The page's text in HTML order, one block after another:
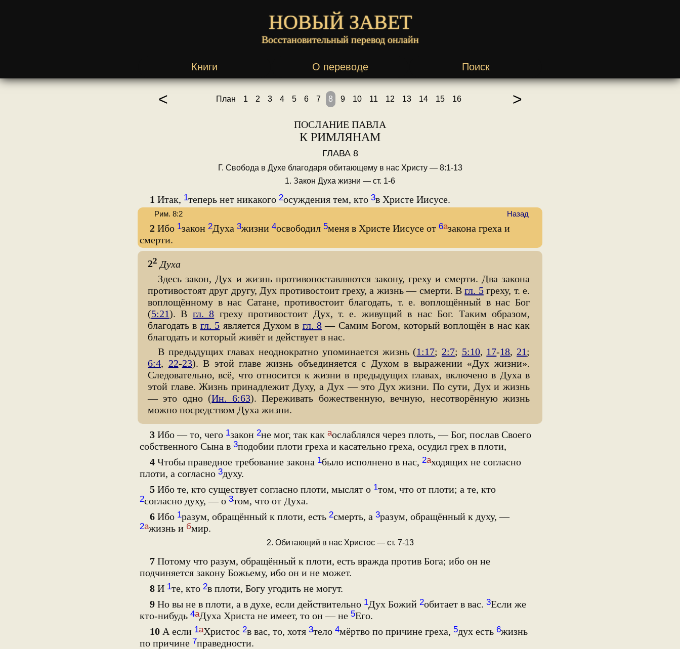
НОВЫЙ ЗАВЕТ
Восстановительный перевод онлайн
Книги О переводе Поиск
< План 1 2 3 4 5 6 7 8 9 10 11 12 13 14 15 16 >
ПОСЛАНИЕ ПАВЛА
К РИМЛЯНАМ
ГЛАВА 8
Г. Свобода в Духе благодаря обитающему в нас Христу — 8:1-13
1. Закон Духа жизни — ст. 1-6
1 Итак, 1теперь нет никакого 2осуждения тем, кто 3в Христе Иисусе.
2 Ибо 1закон 2Духа 3жизни 4освободил 5меня в Христе Иисусе от 6азакона греха и
смерти.
Рим. 8:2 Назад
22 Духа
Здесь закон, Дух и жизнь противопоставляются закону, греху и смерти. Два закона
противостоят друг другу, Дух противостоит греху, а жизнь — смерти. Вгл. 5греху, т. е.
воплощённому в нас Сатане, противостоит благодать, т. е. воплощённый в нас Бог
(5:21). В гл. 8 греху противостоит Дух, т. е. живущий в нас Бог. Таким образом,
благодать в гл. 5 является Духом в гл. 8 — Самим Богом, который воплощён в нас как
благодать и который живёт и действует в нас.
В предыдущих главах неоднократно упоминается жизнь (1:17; 2:7; 5:10, 17-18, 21;
6:4, 22-23). В этой главе жизнь объединяется с Духом в выражении «Дух жизни».
Следовательно, всё, что относится к жизни в предыдущих главах, включено в Духа в
этой главе. Жизнь принадлежит Духу, а Дух — это Дух жизни. По сути, Дух и жизнь
— это одно (Ин. 6:63). Переживать божественную, вечную, несотворённую жизнь
можно посредством Духа жизни.
3 Ибо — то, чего 1закон 2не мог, так как аослаблялся через плоть, — Бог, послав Своего
собственного Сына в 3подобии плоти греха и касательно греха, осудил грех в плоти,
4 Чтобы праведное требование закона 1было исполнено в нас, 2аходящих не согласно
плоти, а согласно 3духу.
5 Ибо те, кто существует согласно плоти, мыслят о 1том, что от плоти; а те, кто
2согласно духу, — о 3том, что от Духа.
6 Ибо 1разум, обращённый к плоти, есть 2смерть, а 3разум, обращённый к духу, —
2ажизнь и бмир.
2. Обитающий в нас Христос — ст. 7-13
7 Потому что разум, обращённый к плоти, есть вражда против Бога; ибо он не
подчиняется закону Божьему, ибо он и не может.
8 И 1те, кто 2в плоти, Богу угодить не могут.
9 Но вы не в плоти, а в духе, если действительно 1Дух Божий 2обитает в вас. 3Если же
кто-нибудь 4аДуха Христа не имеет, то он — не 5Его.
10 А если 1аХристос 2в вас, то, хотя 3тело 4мёртво по причине греха, 5дух есть 6жизнь
по причине 7праведности.